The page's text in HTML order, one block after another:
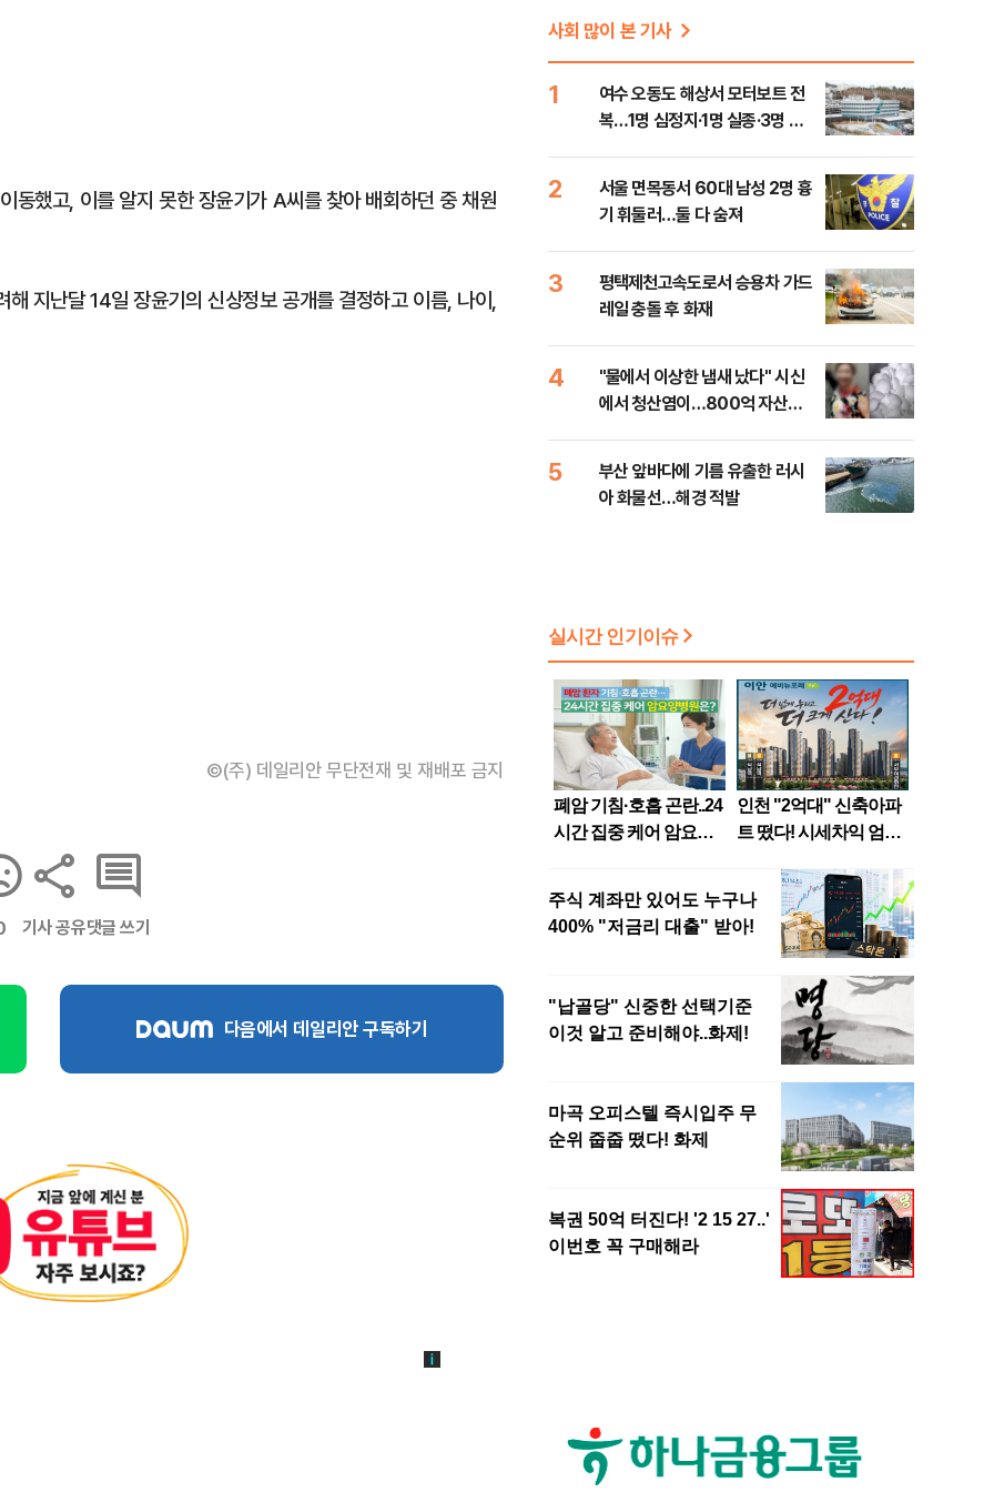
동했고, 이를 알지 못한 장윤기가 A씨를 찾아 배회하던 중 채원
지난달 14일 장윤기의 신상정보 공개를 결정하고 이름, 나이,
©(주) 데일리안 무단전재 및 재배포 금지
기사 공유댓글 쓰기
다음에서 데일리안 구독하기
사회 많이 본 기사
1
여수 오동도 해상서 모터보트 전
복…1명 심정지·1명 실종·3명 경
2
서울 면목동서 60대 남성 2명 흉
기 휘둘러…둘 다 숨져
3
평택제천고속도로서 승용차 가드
레일 충돌 후 화재
4
"물에서 이상한 냄새 났다" 시신
에서 청산염이…800억 자산가
5
부산 앞바다에 기름 유출한 러시
아 화물선…해경 적발